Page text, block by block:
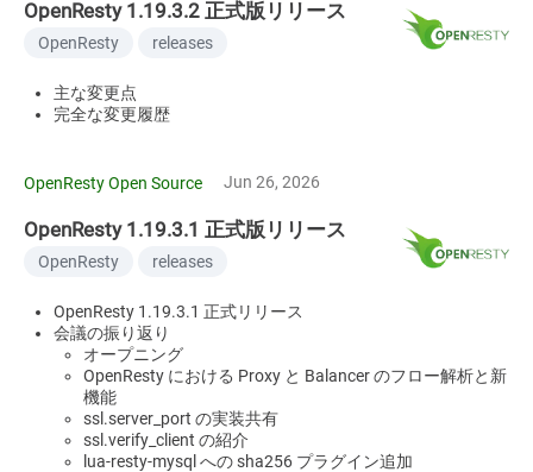
OpenResty 1.19.3.2 正式版リリース
OpenResty releases
主な変更点
完全な変更履歴
OpenResty Open Source Jun 26, 2026
OpenResty 1.19.3.1 正式版リリース
OpenResty releases
OpenResty 1.19.3.1 正式リリース
会議の振り返り
オープニング
OpenResty における Proxy と Balancer のフロー解析と新
機能
ssl.server_port の実装共有
ssl.verify_client の紹介
lua-resty-mysql への sha256 プラグイン追加